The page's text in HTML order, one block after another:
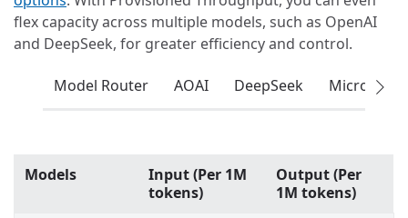
flex capacity across multiple models, such as OpenAI
and DeepSeek, for greater efficiency and control.
Model Router AOAI DeepSeek Microsoft
Models
Input (Per 1M
tokens)
Output (Per
1M tokens)